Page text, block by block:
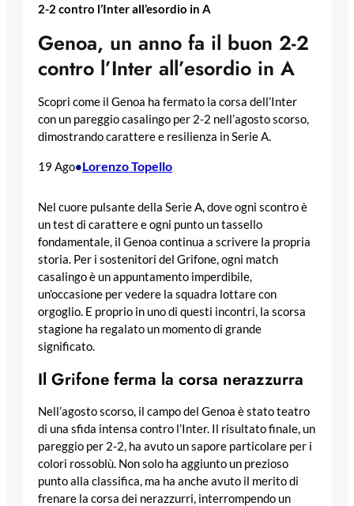
2-2 contro l’Inter all’esordio in A
Genoa, un anno fa il buon 2-2
contro l’Inter all’esordio in A
Scopri come il Genoa ha fermato la corsa dell’Inter
con un pareggio casalingo per 2-2 nell’agosto scorso,
dimostrando carattere e resilienza in Serie A.
19 Ago•Lorenzo Topello
Nel cuore pulsante della Serie A, dove ogni scontro è
un test di carattere e ogni punto un tassello
fondamentale, il Genoa continua a scrivere la propria
storia. Per i sostenitori del Grifone, ogni match
casalingo è un appuntamento imperdibile,
un’occasione per vedere la squadra lottare con
orgoglio. E proprio in uno di questi incontri, la scorsa
stagione ha regalato un momento di grande
significato.
Il Grifone ferma la corsa nerazzurra
Nell’agosto scorso, il campo del Genoa è stato teatro
di una sfida intensa contro l’Inter. Il risultato finale, un
pareggio per 2-2, ha avuto un sapore particolare per i
colori rossoblù. Non solo ha aggiunto un prezioso
punto alla classifica, ma ha anche avuto il merito di
frenare la corsa dei nerazzurri, interrompendo un